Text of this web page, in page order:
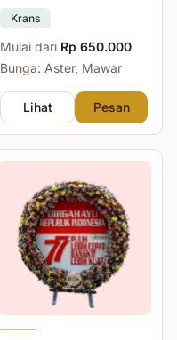
Krans
Mulai dari Rp 650.000
Bunga: Aster, Mawar
Lihat Pesan